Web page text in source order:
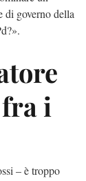
di governo della
i
– è troppo